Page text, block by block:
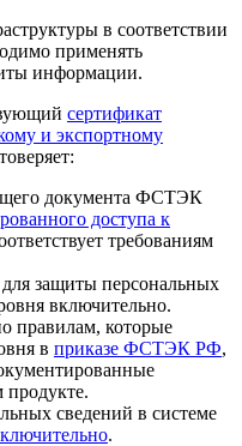
в соответствии
применять
информации.
сертификат
и экспортному
документа ФСТЭК
доступа к
требованиям
защиты персональных
включительно.
правилам, которые
в приказе ФСТЭК РФ,
сведений в системе
.